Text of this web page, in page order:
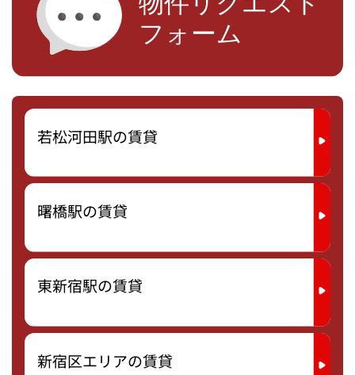
若松河田駅の賃貸
曙橋駅の賃貸
東新宿駅の賃貸
新宿区エリアの賃貸